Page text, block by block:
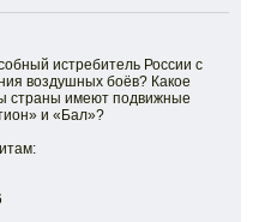
истребитель России с
воздушных боёв? Какое
страны имеют подвижные
и «Бал»?